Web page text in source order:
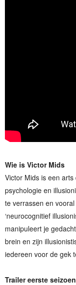
Wie is Victor Mids
Victor Mids is een
psychologie en
te verrassen en
‘neurocognitief
manipuleert je
brein en zijn
iedereen voor de gek
Trailer eerste